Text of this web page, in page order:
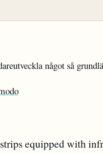
något så
equipped with